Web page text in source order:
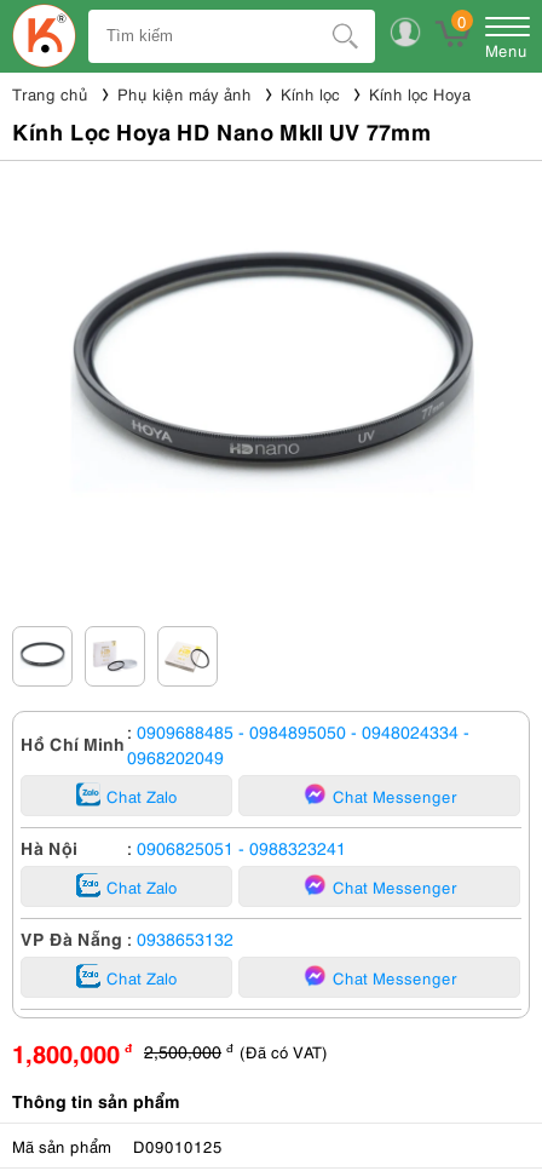
0
Menu
Trang chủ Phụ kiện máy ảnh Kính lọc Kính lọc Hoya
Kính Lọc Hoya HD Nano MkII UV 77mm
Hồ Chí Minh : 0909688485 - 0984895050 - 0948024334 -
0968202049
Chat Zalo Chat Messenger
Hà Nội : 0906825051 - 0988323241
Chat Zalo Chat Messenger
VP Đà Nẵng : 0938653132
Chat Zalo Chat Messenger
1,800,000 đ 2,500,000 đ (Đã có VAT)
Thông tin sản phẩm
Mã sản phẩm D09010125